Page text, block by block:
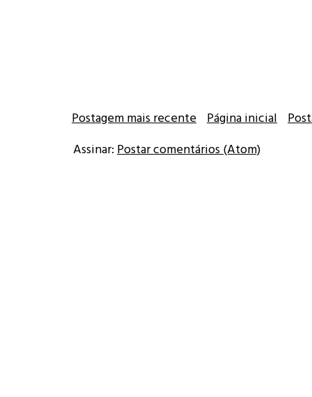
Postagem mais recente Página inicial
Assinar: Postar comentários (Atom)